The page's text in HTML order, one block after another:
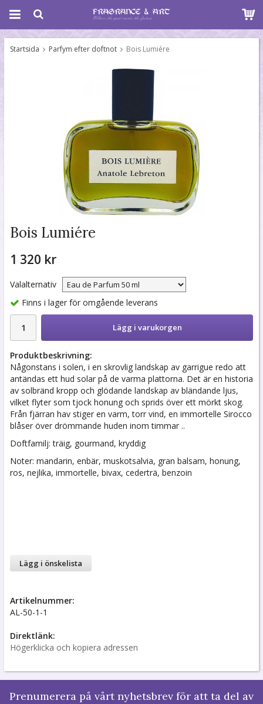
Startsida Parfym efter doftnot Bois Lumiére
Bois Lumiére
1 320 kr
Valalternativ
Finns i lager för omgående leverans
Lägg i varukorgen
Produktbeskrivning:
Någonstans i solen, i en skrovlig landskap av garrigue redo att
antändas ett hud solar på de varma plattorna. Det är en historia
av solbränd kropp och glödande landskap av bländande ljus,
vilket flyter som tjock honung och sprids över ett mörkt skog.
Från fjärran hav stiger en varm, torr vind, en immortelle Sirocco
blåser över drömmande huden inom timmar ..
Doftfamilj: träig, gourmand, kryddig
Noter: mandarin, enbär, muskotsalvia, gran balsam, honung,
ros, nejlika, immortelle, bivax, cederträ, benzoin
Lägg i önskelista
Artikelnummer:
AL-50-1-1
Direktlänk:
Högerklicka och kopiera adressen
Prenumerera på vårt nyhetsbrev för att ta del av